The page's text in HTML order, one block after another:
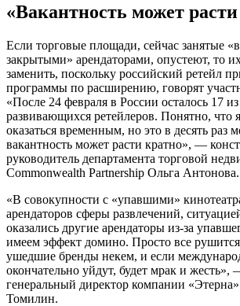
«Вакантность может
Если торговые площади, сейчас занятые
закрытыми» арендаторами, опустеют, то
заменить, поскольку российский ретейл
программы по расширению, говорят
«После 24 февраля в России осталось 17
развивающихся ретейлеров. Понятно, что
оказаться временным, но это в десять раз
вакантность может расти кратно», —
руководитель департамента торговой
Commonwealth Partnership Ольга Антонова.
«В совокупности с «упавшими»
арендаторов сферы развлечений,
оказались другие арендаторы из-за
имеем эффект домино. Просто все
ушедшие бренды некем, и если
окончательно уйдут, будет мрак и жесть»,
генеральный директор компании
Томилин.